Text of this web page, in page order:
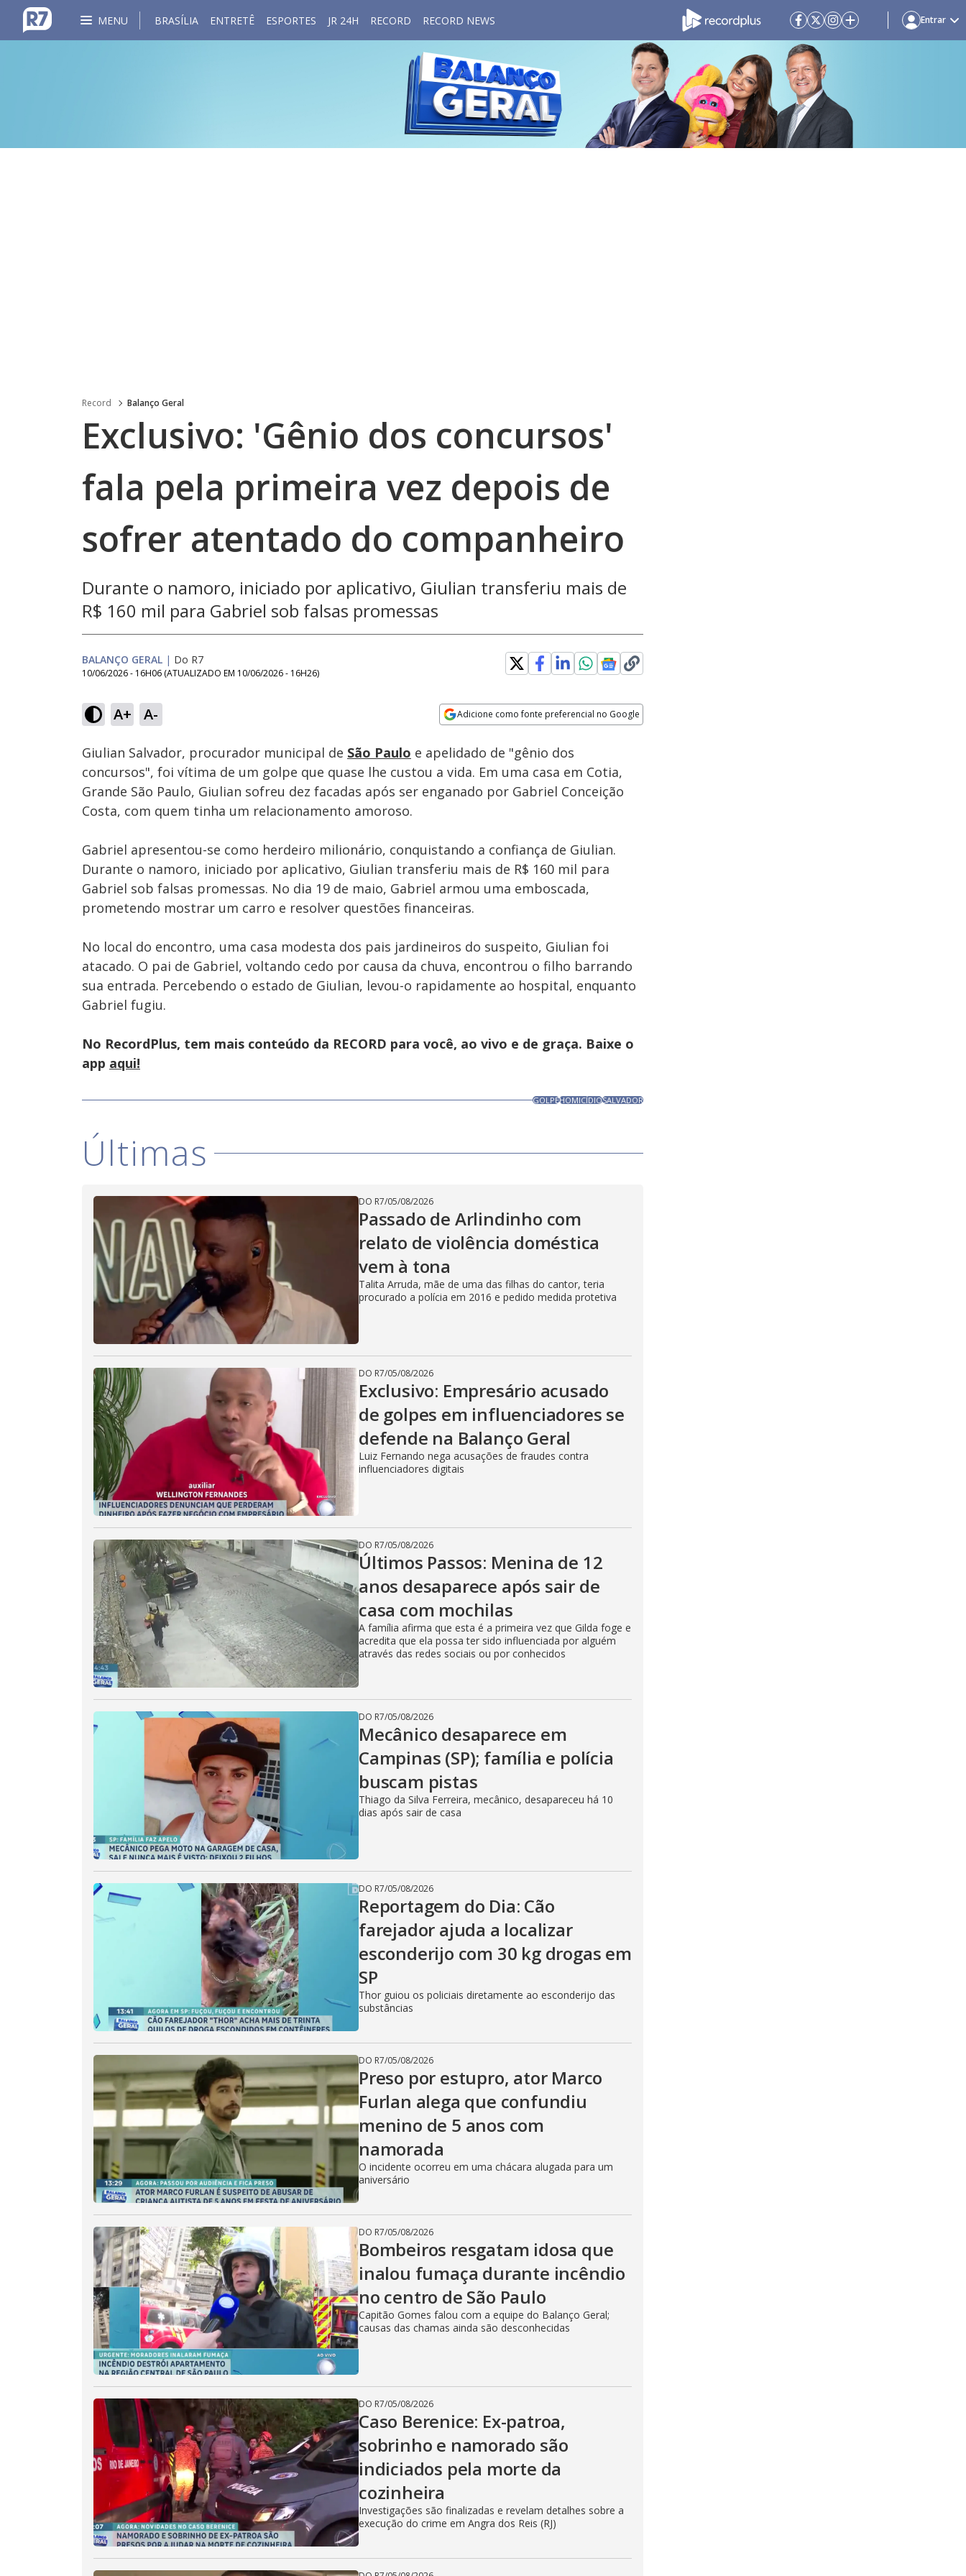
MENU BRASÍLIA ENTRETÊ ESPORTES JR 24H RECORD RECORD NEWS Entrar
Record Balanço Geral
Exclusivo: 'Gênio dos concursos'
fala pela primeira vez depois de
sofrer atentado do companheiro
Durante o namoro, iniciado por aplicativo, Giulian transferiu mais de
R$ 160 mil para Gabriel sob falsas promessas
BALANÇO GERAL | Do R7
10/06/2026 - 16H06 (ATUALIZADO EM 10/06/2026 - 16H26)
A+ A- Adicione como fonte preferencial no Google
Ativar
Som
7.33%
Velocidade
Giulian Salvador, procurador municipal de São Paulo e apelidado de "gênio dos
concursos", foi vítima de um golpe que quase lhe custou a vida. Em uma casa em Cotia,
Grande São Paulo, Giulian sofreu dez facadas após ser enganado por Gabriel Conceição
Costa, com quem tinha um relacionamento amoroso.
Gabriel apresentou-se como herdeiro milionário, conquistando a confiança de Giulian.
Durante o namoro, iniciado por aplicativo, Giulian transferiu mais de R$ 160 mil para
Gabriel sob falsas promessas. No dia 19 de maio, Gabriel armou uma emboscada,
prometendo mostrar um carro e resolver questões financeiras.
No local do encontro, uma casa modesta dos pais jardineiros do suspeito, Giulian foi
atacado. O pai de Gabriel, voltando cedo por causa da chuva, encontrou o filho barrando
sua entrada. Percebendo o estado de Giulian, levou-o rapidamente ao hospital, enquanto
Gabriel fugiu.
No RecordPlus, tem mais conteúdo da RECORD para você, ao vivo e de graça. Baixe o
app aqui!
GOLPEHOMICÍDIOSALVADOR
Últimas
DO R7/05/08/2026
Passado de Arlindinho com
relato de violência doméstica
vem à tona
Talita Arruda, mãe de uma das filhas do cantor, teria
procurado a polícia em 2016 e pedido medida protetiva
DO R7/05/08/2026
Exclusivo: Empresário acusado
de golpes em influenciadores se
defende na Balanço Geral
Luiz Fernando nega acusações de fraudes contra
influenciadores digitais
DO R7/05/08/2026
Últimos Passos: Menina de 12
anos desaparece após sair de
casa com mochilas
A família afirma que esta é a primeira vez que Gilda foge e
acredita que ela possa ter sido influenciada por alguém
através das redes sociais ou por conhecidos
DO R7/05/08/2026
Mecânico desaparece em
Campinas (SP); família e polícia
buscam pistas
Thiago da Silva Ferreira, mecânico, desapareceu há 10
dias após sair de casa
DO R7/05/08/2026
Reportagem do Dia: Cão
farejador ajuda a localizar
esconderijo com 30 kg drogas em
SP
Thor guiou os policiais diretamente ao esconderijo das
substâncias
DO R7/05/08/2026
Preso por estupro, ator Marco
Furlan alega que confundiu
menino de 5 anos com
namorada
O incidente ocorreu em uma chácara alugada para um
aniversário
DO R7/05/08/2026
Bombeiros resgatam idosa que
inalou fumaça durante incêndio
no centro de São Paulo
Capitão Gomes falou com a equipe do Balanço Geral;
causas das chamas ainda são desconhecidas
DO R7/05/08/2026
Caso Berenice: Ex-patroa,
sobrinho e namorado são
indiciados pela morte da
cozinheira
Investigações são finalizadas e revelam detalhes sobre a
execução do crime em Angra dos Reis (RJ)